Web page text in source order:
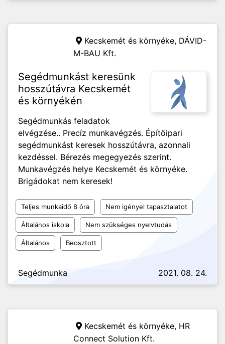
Kecskemét és környéke, DÁVID-
M-BAU Kft.
Segédmunkást keresünk
hosszútávra Kecskemét
és környékén
Segédmunkás feladatok
elvégzése.. Precíz munkavégzés. Építőipari
segédmunkást keresek hosszútávra, azonnali
kezdéssel. Bérezés megegyezés szerint.
Munkavégzés helye Kecskemét és környéke.
Brigádokat nem keresek!
Teljes munkaidő 8 óra Nem igényel tapasztalatot
Általános iskola Nem szükséges nyelvtudás
Általános Beosztott
Segédmunka 2021. 08. 24.
Kecskemét és környéke, HR
Connect Solution Kft.